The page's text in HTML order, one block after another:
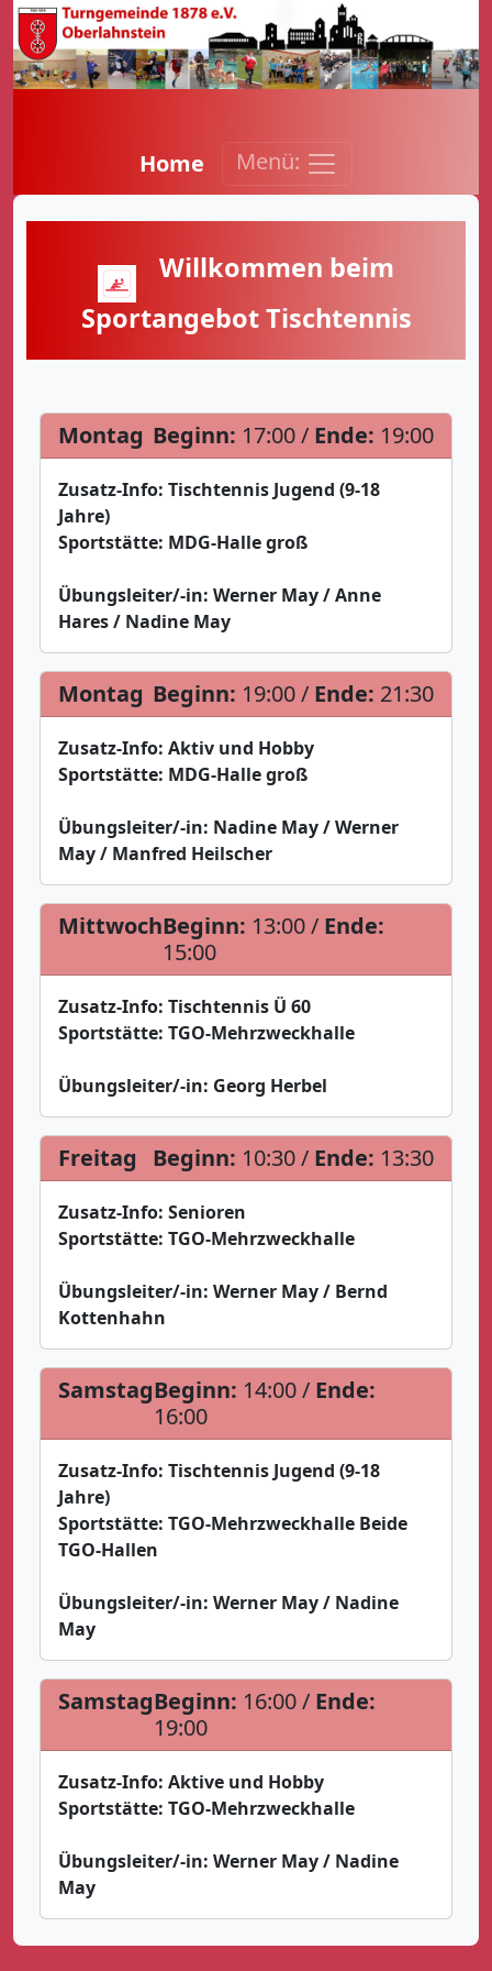
Home Menü:
Willkommen beim
Sportangebot Tischtennis
Montag Beginn: 17:00 / Ende: 19:00
Zusatz-Info: Tischtennis Jugend (9-18
Jahre)
Sportstätte: MDG-Halle groß
Übungsleiter/-in: Werner May / Anne
Hares / Nadine May
Montag Beginn: 19:00 / Ende: 21:30
Zusatz-Info: Aktiv und Hobby
Sportstätte: MDG-Halle groß
Übungsleiter/-in: Nadine May / Werner
May / Manfred Heilscher
MittwochBeginn: 13:00 / Ende:
15:00
Zusatz-Info: Tischtennis Ü 60
Sportstätte: TGO-Mehrzweckhalle
Übungsleiter/-in: Georg Herbel
Freitag Beginn: 10:30 / Ende: 13:30
Zusatz-Info: Senioren
Sportstätte: TGO-Mehrzweckhalle
Übungsleiter/-in: Werner May / Bernd
Kottenhahn
SamstagBeginn: 14:00 / Ende:
16:00
Zusatz-Info: Tischtennis Jugend (9-18
Jahre)
Sportstätte: TGO-Mehrzweckhalle Beide
TGO-Hallen
Übungsleiter/-in: Werner May / Nadine
May
SamstagBeginn: 16:00 / Ende:
19:00
Zusatz-Info: Aktive und Hobby
Sportstätte: TGO-Mehrzweckhalle
Übungsleiter/-in: Werner May / Nadine
May